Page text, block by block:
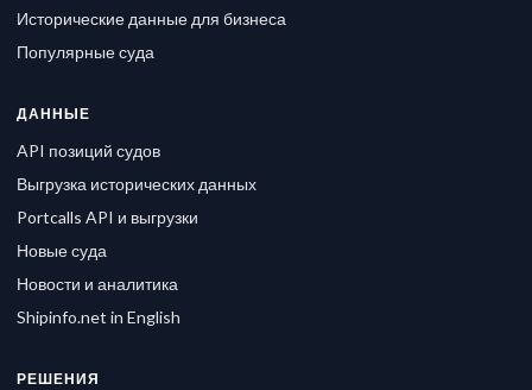
Исторические данные для бизнеса
Популярные суда
ДАННЫЕ
API позиций судов
Выгрузка исторических данных
Portcalls API и выгрузки
Новые суда
Новости и аналитика
Shipinfo.net in English
РЕШЕНИЯ